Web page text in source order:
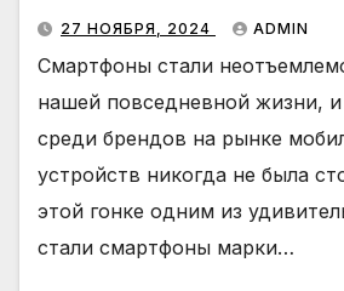
27 НОЯБРЯ, 2024 ADMIN
Смартфоны стали
нашей повседневной жизни,
среди брендов на рынке
устройств никогда не была
этой гонке одним из
стали смартфоны марки…